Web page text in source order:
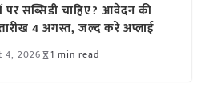
पर सब्सिडी चाहिए? आवेदन की
4 अगस्त, जल्द करें अप्लाई
4, 2026 1 min read